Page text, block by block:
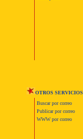
OTROS SERVICIOS
Buscar por correo
Publicar por correo
WWW por correo